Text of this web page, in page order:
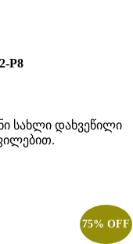
P8
სახლი დახვეწილი
75% OFF